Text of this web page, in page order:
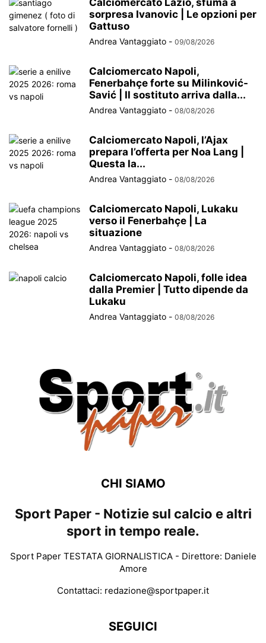
sorpresa Ivanovic | Le opzioni per
Gattuso
Andrea Vantaggiato - 09/08/2026
Calciomercato Napoli,
Fenerbahçe forte su Milinković-
Savić | Il sostituto arriva dalla...
Andrea Vantaggiato - 08/08/2026
Calciomercato Napoli, l’Ajax
prepara l’offerta per Noa Lang |
Questa la...
Andrea Vantaggiato - 08/08/2026
Calciomercato Napoli, Lukaku
verso il Fenerbahçe | La
situazione
Andrea Vantaggiato - 08/08/2026
Calciomercato Napoli, folle idea
dalla Premier | Tutto dipende da
Lukaku
Andrea Vantaggiato - 08/08/2026
CHI SIAMO
Sport Paper - Notizie sul calcio e altri
sport in tempo reale.
Sport Paper TESTATA GIORNALISTICA - Direttore: Daniele
Amore
Contattaci: redazione@sportpaper.it
SEGUICI